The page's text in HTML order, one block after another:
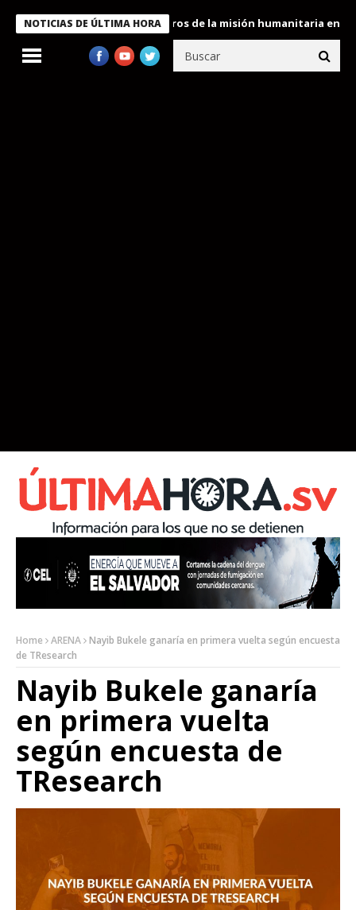
NOTICIAS DE ÚLTIMA HORA
condecora a miembros de la misión humanitaria enviada a
Home ARENA Nayib Bukele ganaría en primera vuelta según encuesta
de TResearch
Nayib Bukele ganaría
en primera vuelta
según encuesta de
TResearch